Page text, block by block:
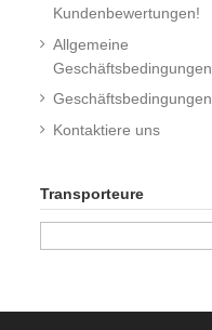
Kundenbewertungen!
Allgemeine
Geschäftsbedingungen
Geschäftsbedingungen
Kontaktiere uns
Transporteure